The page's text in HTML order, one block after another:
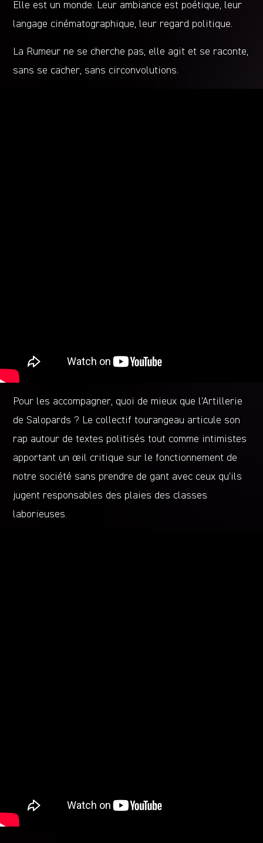
Elle est un monde. Leur ambiance est poétique, leur
langage cinématographique, leur regard politique.
La Rumeur ne se cherche pas, elle agit et se raconte,
sans se cacher, sans circonvolutions.
Pour les accompagner, quoi de mieux que l’Artillerie
de Salopards ? Le collectif tourangeau articule son
rap autour de textes politisés tout comme intimistes
apportant un œil critique sur le fonctionnement de
notre société sans prendre de gant avec ceux qu’ils
jugent responsables des plaies des classes
laborieuses.